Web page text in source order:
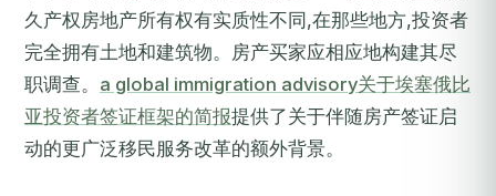
久产权房地产所有权有实质性不同,在那些地方,投资者
完全拥有土地和建筑物。房产买家应相应地构建其尽
职调查。 a global immigration advisory关于埃塞俄比
亚投资者签证框架的简报提供了关于伴随房产签证启
动的更广泛移民服务改革的额外背景。